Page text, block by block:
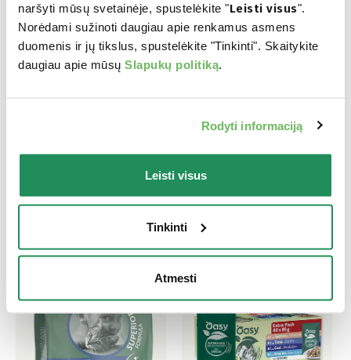
naršyti mūsų svetainėje, spustelėkite "Leisti visus".
Norėdami sužinoti daugiau apie renkamus asmens
duomenis ir jų tikslus, spustelėkite "Tinkinti". Skaitykite
daugiau apie mūsų Slapukų politiką.
Rodyti informaciją
Leisti visus
Tinkinti
Atmesti
Kuris yra jų
mėgstamiausias?
augintiniui